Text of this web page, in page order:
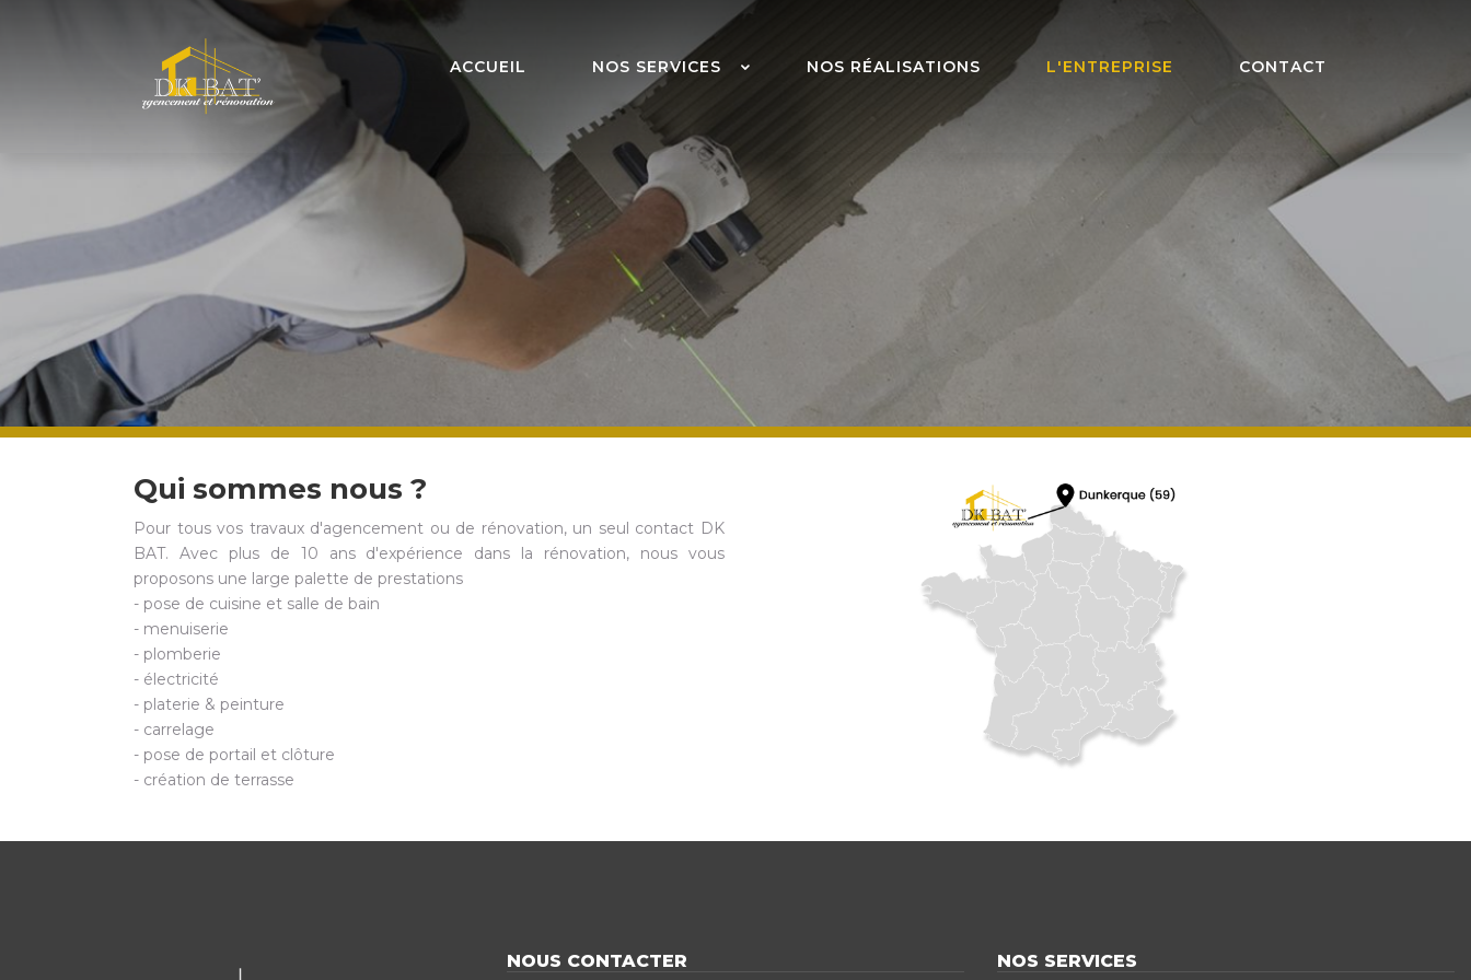
ACCUEIL NOS SERVICES NOS RÉALISATIONS L'ENTREPRISE CONTACT
Qui sommes nous ?
Pour tous vos travaux d'agencement ou de rénovation, un seul contact DK
BAT. Avec plus de 10 ans d'expérience dans la rénovation, nous vous
proposons une large palette de prestations
- pose de cuisine et salle de bain
- menuiserie
- plomberie
- électricité
- platerie & peinture
- carrelage
- pose de portail et clôture
- création de terrasse
NOUS CONTACTER NOS SERVICES